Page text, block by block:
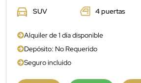
SUV 4 puertas
Alquiler de 1 día disponible
Depósito: No Requerido
Seguro incluido